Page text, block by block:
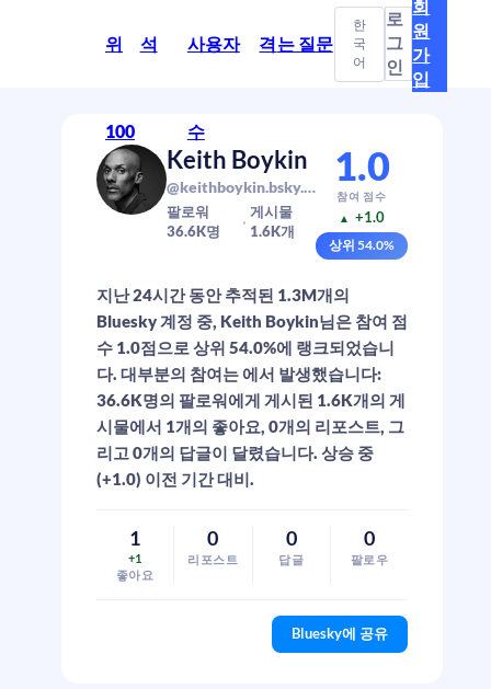
위
100
석 사용자
수
격는 질문
한
국
어
로
그
인
회
원
가
입
Keith Boykin
@keithboykin.bsky.social
팔로워
36.6K명
게시물
1.6K개
1.0
참여 점수
▲ +1.0
상위 54.0%
지난 24시간 동안 추적된 1.3M개의
Bluesky 계정 중, Keith Boykin님은 참여 점
수 1.0점으로 상위 54.0%에 랭크되었습니
다. 대부분의 참여는 에서 발생했습니다:
36.6K명의 팔로워에게 게시된 1.6K개의 게
시물에서 1개의 좋아요, 0개의 리포스트, 그
리고 0개의 답글이 달렸습니다. 상승 중
(+1.0) 이전 기간 대비.
1
+1
좋아요
0
리포스트
0
답글
0
팔로우
Bluesky에 공유